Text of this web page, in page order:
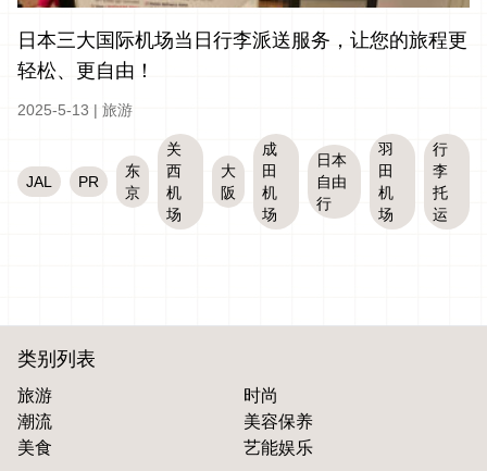
日本三大国际机场当日行李派送服务，让您的旅程更
轻松、更自由！
2025-5-13 | 旅游
JAL PR
东
京
关
西
机
场
大
阪
成
田
机
场
日本
自由
行
羽
田
机
场
行
李
托
运
类别列表
旅游
时尚
潮流
美容保养
美食
艺能娱乐